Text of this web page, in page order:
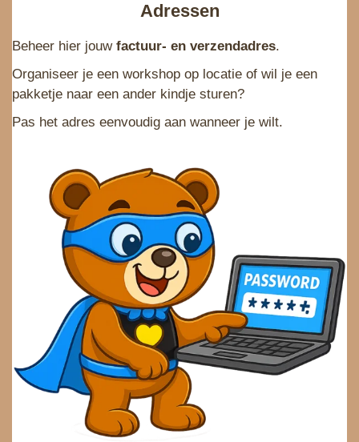
Adressen
Beheer hier jouw factuur- en verzendadres.
Organiseer je een workshop op locatie of wil je een
pakketje naar een ander kindje sturen?
Pas het adres eenvoudig aan wanneer je wilt.